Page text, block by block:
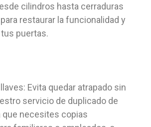
cilindros hasta cerraduras
restaurar la funcionalidad y
puertas.
Evita quedar atrapado sin
servicio de duplicado de
que necesites copias